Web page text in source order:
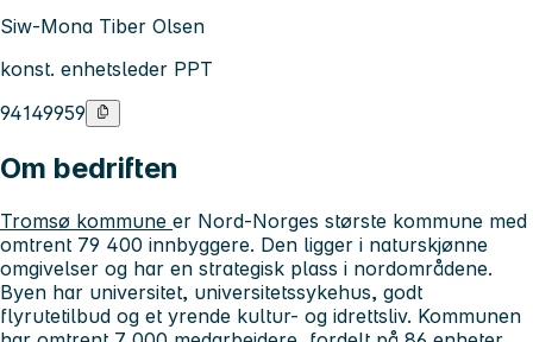
Siw-Mona Tiber Olsen
konst. enhetsleder PPT
94149959
Om bedriften
Tromsø kommune er Nord-Norges største kommune med
omtrent 79 400 innbyggere. Den ligger i naturskjønne
omgivelser og har en strategisk plass i nordområdene.
Byen har universitet, universitetssykehus, godt
flyrutetilbud og et yrende kultur- og idrettsliv. Kommunen